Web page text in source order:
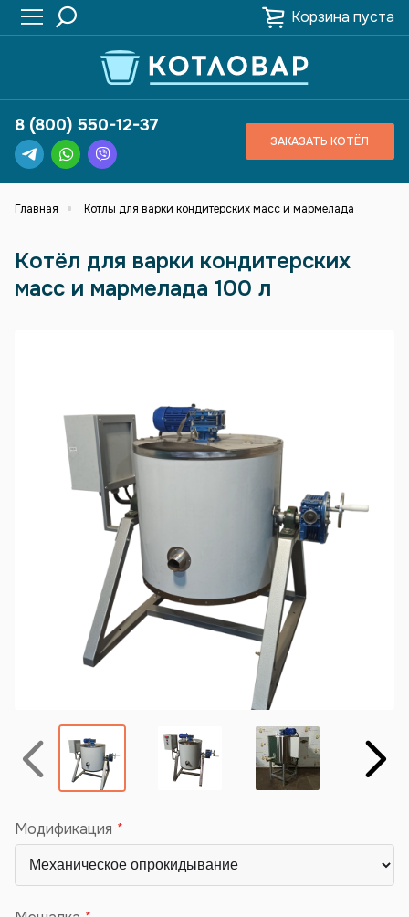
Корзина пуста
8 (800) 550-12-37
ЗАКАЗАТЬ КОТЁЛ
Главная Котлы для варки кондитерских масс и мармелада
Котёл для варки кондитерских
масс и мармелада 100 л
Назад Вперёд
Модификация